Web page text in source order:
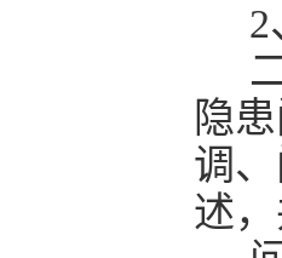
2
隐
调
述